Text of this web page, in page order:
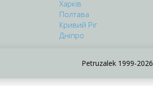
Харків
Полтава
Кривий Ріг
Дніпро
Petruzalek 1999-2026